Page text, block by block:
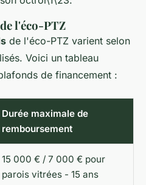
l'éco-PTZ
de l'éco-PTZ varient selon
Voici un tableau
de financement :
Durée maximale de
remboursement
15 000 € / 7 000 € pour
parois vitrées - 15 ans